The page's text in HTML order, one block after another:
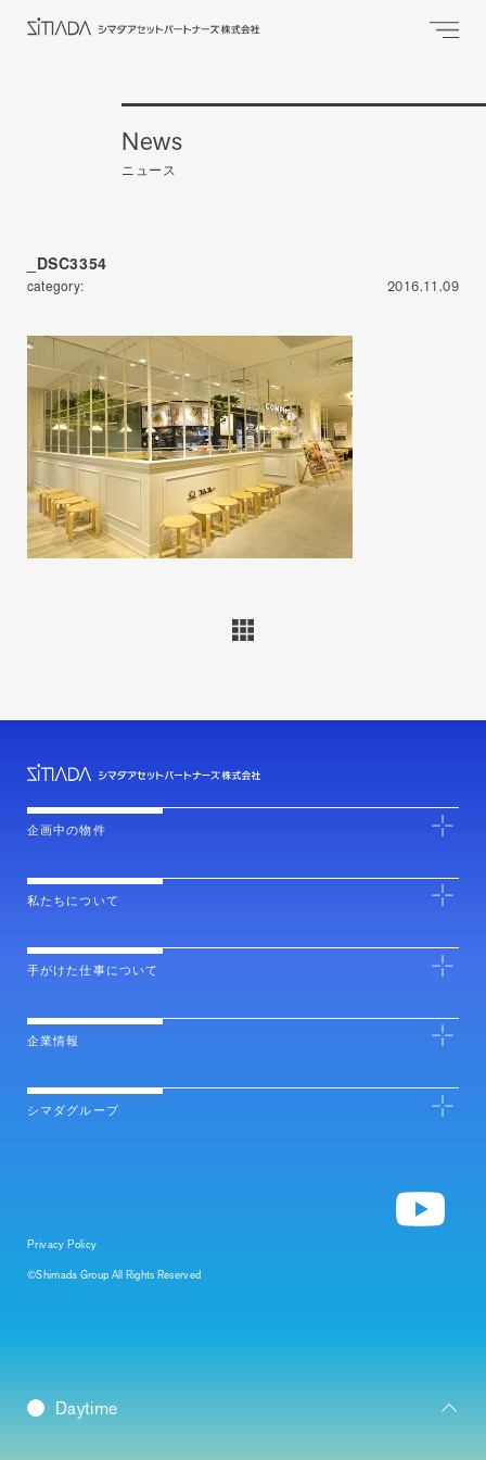
News
ニュース
_DSC3354
category: 2016.11.09
Daybreak
Daytime
企画中の物件
私たちについて
手がけた仕事について
企業情報
シマダグループ
Privacy Policy
©Shimada Group All Rights Reserved